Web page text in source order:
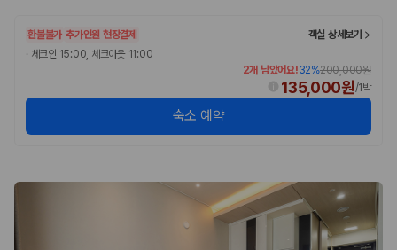
환불불가 추가인원 현장결제
객실 상세보기
· 체크인 15:00, 체크아웃 11:00
2개 남았어요!32%200,000원
135,000원/1박
숙소 예약